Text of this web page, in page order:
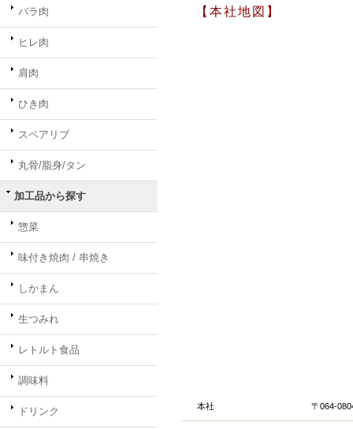
バラ肉
ヒレ肉
肩肉
ひき肉
スペアリブ
丸骨/脂身/タン
加工品から探す
惣菜
味付き焼肉 / 串焼き
しかまん
生つみれ
レトルト食品
調味料
ドリンク
【本社地図】
本社 〒064-